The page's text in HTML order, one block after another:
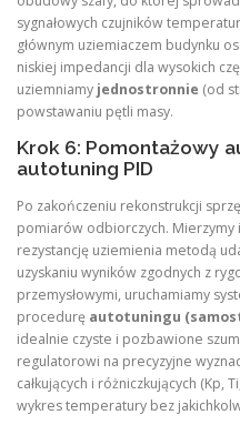
sygnałowych czujników
głównym uziemiaczem budynku
niskiej impedancji dla wysokich
uziemniamy jednostronnie (od
powstawaniu pętli masy.
Krok 6: Pomontażowy
autotuning PID
Po zakończeniu rekonstrukcji
pomiarów odbiorczych.
rezystancję uziemienia metodą
uzyskaniu wyników zgodnych z
przemysłowymi, uruchamiamy
procedurę autotuningu
idealnie czyste i pozbawione
regulatorowi na precyzyjne
całkujących i różniczkujących (Kp​,
wykres temperatury bez